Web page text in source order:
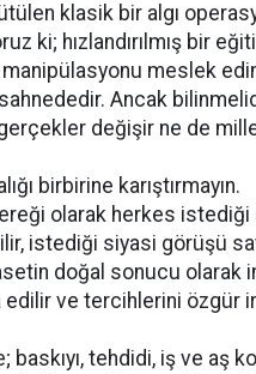
klasik bir algı
ki; hızlandırılmış bir
meslek
Ancak
değişir ne de
birbirine karıştırmayın.
olarak herkes istediği
istediği siyasi görüşü
doğal sonucu olarak
edilir ve tercihlerini özgür
baskıyı, tehdidi, iş ve aş